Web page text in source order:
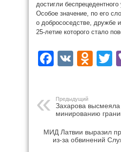
достигли беспрецедентного
Особое значение, по его
о добрососедстве, дружбе
25-летие которого стало
VK
Предыдущий
Захарова
минированию
МИД Латвии выразил
из-за обвинений